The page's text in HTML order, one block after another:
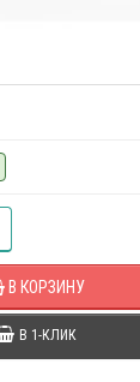
В КОРЗИНУ
В 1-КЛИК